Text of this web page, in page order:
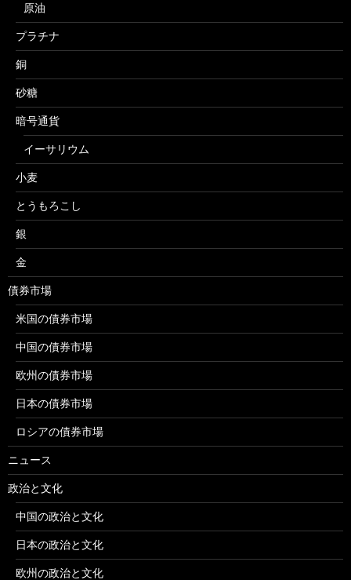
原油
プラチナ
銅
砂糖
暗号通貨
イーサリウム
小麦
とうもろこし
銀
金
債券市場
米国の債券市場
中国の債券市場
欧州の債券市場
日本の債券市場
ロシアの債券市場
ニュース
政治と文化
中国の政治と文化
日本の政治と文化
欧州の政治と文化